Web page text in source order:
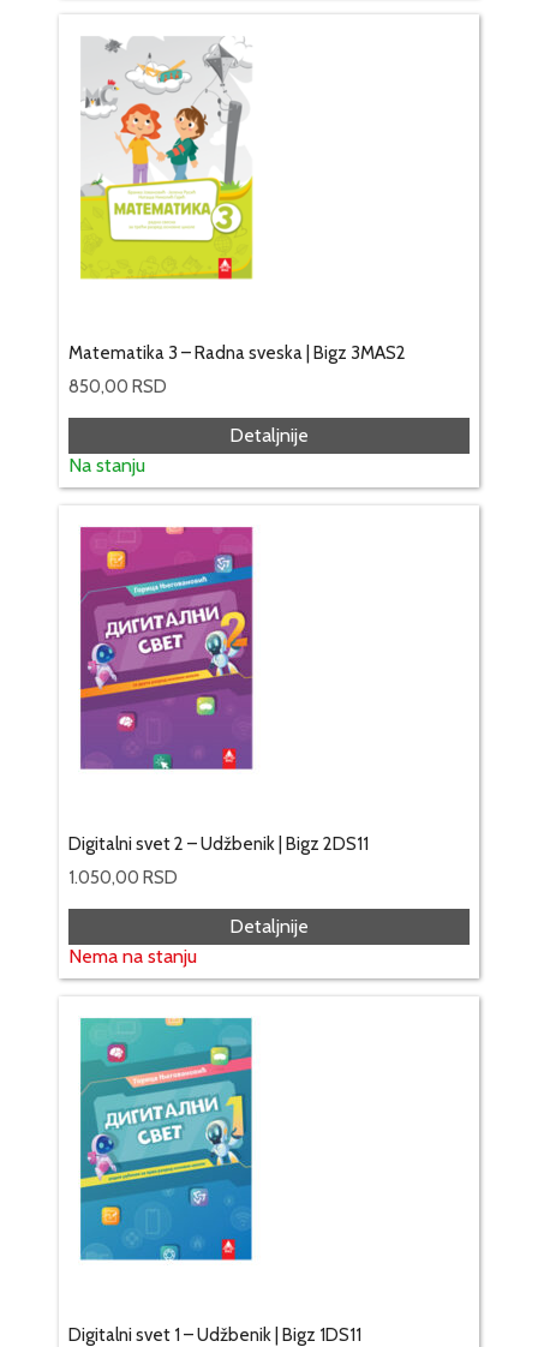
Matematika 3 – Radna sveska | Bigz 3MAS2
850,00 RSD
Detaljnije
Na stanju
Digitalni svet 2 – Udžbenik | Bigz 2DS11
1.050,00 RSD
Detaljnije
Nema na stanju
Digitalni svet 1 – Udžbenik | Bigz 1DS11